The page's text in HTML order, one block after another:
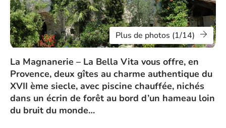
Plus de photos (1/14)
La Magnanerie – La Bella Vita vous offre, en
Provence, deux gîtes au charme authentique du
XVII ème siecle, avec piscine chauffée, nichés
dans un écrin de forêt au bord d’un hameau loin
du bruit du monde…